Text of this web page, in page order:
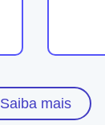
Saiba mais